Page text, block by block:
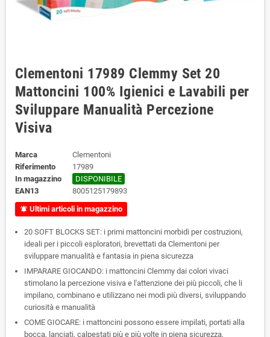
Clementoni 17989 Clemmy Set 20
Mattoncini 100% Igienici e Lavabili per
Sviluppare Manualità Percezione
Visiva
Marca
Clementoni
Riferimento
17989
In magazzino
DISPONIBILE
EAN13
8005125179893
notifications_active Ultimi articoli in magazzino
20 SOFT BLOCKS SET: i primi mattoncini morbidi per costruzioni,
ideali per i piccoli esploratori, brevettati da Clementoni per
sviluppare manualità e fantasia in piena sicurezza
IMPARARE GIOCANDO: i mattoncini Clemmy dai colori vivaci
stimolano la percezione visiva e l'attenzione dei più piccoli, che li
impilano, combinano e utilizzano nei modi più diversi, sviluppando
curiosità e manualità
COME GIOCARE: i mattoncini possono essere impilati, portati alla
bocca, lanciati, calpestati più e più volte in piena sicurezza,